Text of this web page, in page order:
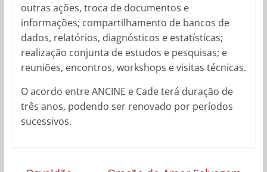
outras ações, troca de documentos e
informações; compartilhamento de bancos de
dados, relatórios, diagnósticos e estatísticas;
realização conjunta de estudos e pesquisas; e
reuniões, encontros, workshops e visitas técnicas.
O acordo entre ANCINE e Cade terá duração de
três anos, podendo ser renovado por períodos
sucessivos.